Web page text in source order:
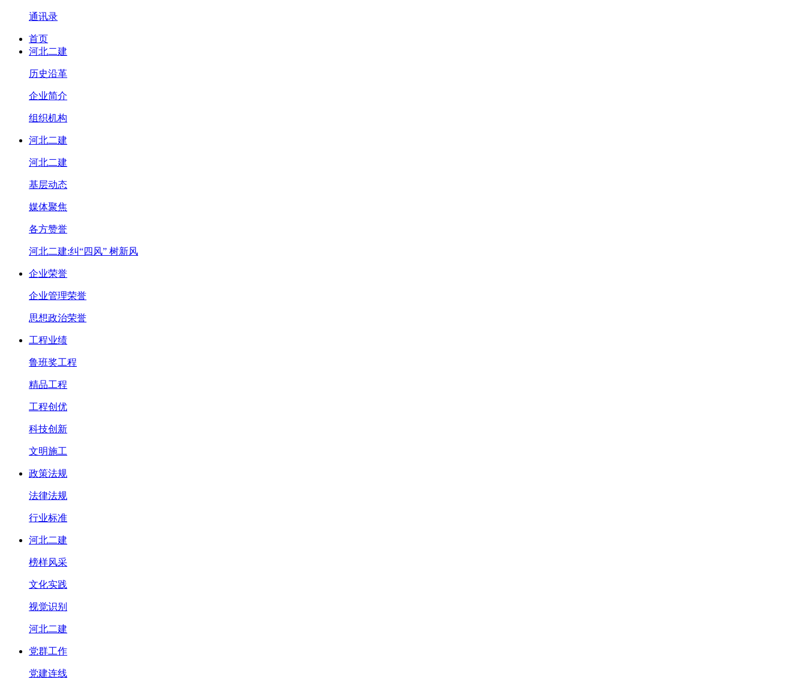
通讯录
首页
河北二建
历史沿革
企业简介
组织机构
河北二建
河北二建
基层动态
媒体聚焦
各方赞誉
河北二建:纠“四风” 树新风
企业荣誉
企业管理荣誉
思想政治荣誉
工程业绩
鲁班奖工程
精品工程
工程创优
科技创新
文明施工
政策法规
法律法规
行业标准
河北二建
榜样风采
文化实践
视觉识别
河北二建
党群工作
党建连线